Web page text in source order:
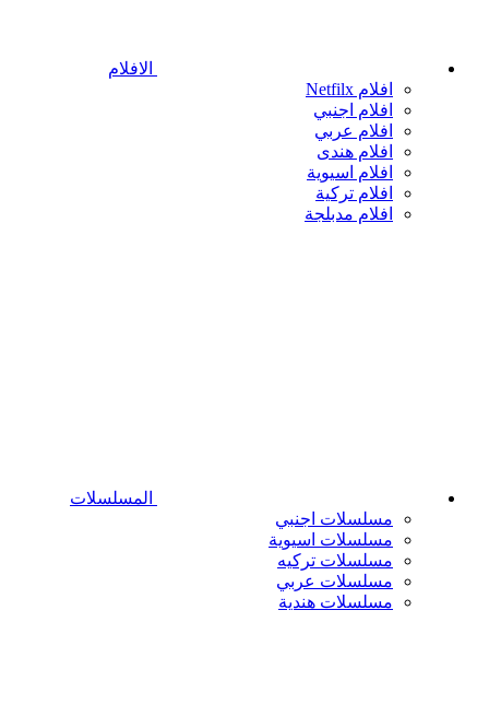
الافلام
افلام Netfilx
افلام اجنبي
افلام عربي
افلام هندى
افلام اسيوية
افلام تركية
افلام مدبلجة
المسلسلات
مسلسلات اجنبي
مسلسلات اسيوية
مسلسلات تركيه
مسلسلات عربي
مسلسلات هندية